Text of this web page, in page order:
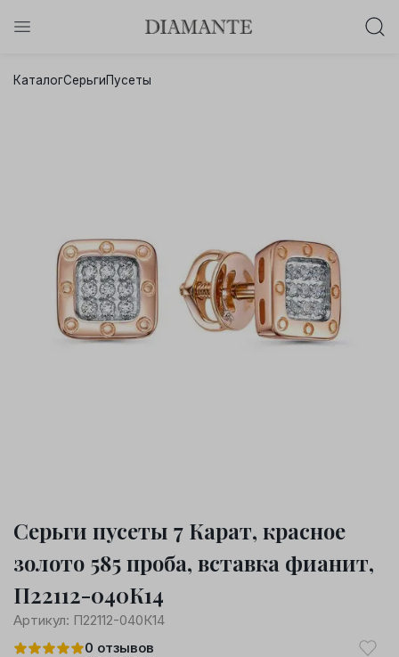
КаталогСерьгиПусеты
Серьги пусеты 7 Карат, красное
золото 585 проба, вставка фианит,
П22112-040К14
Артикул: П22112-040К14
0 отзывов